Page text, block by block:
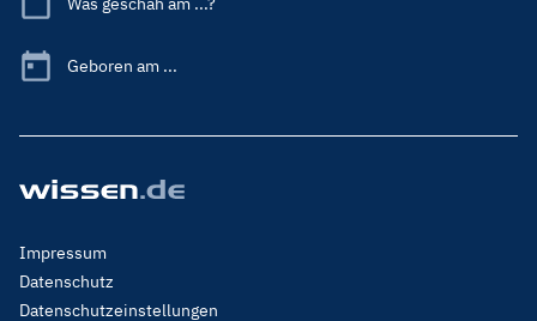
Geboren am ...
Footer
Menu
Legal
Impressum
Datenschutz
Datenschutzeinstellungen